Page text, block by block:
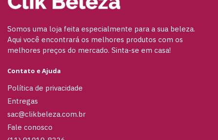
Somos uma loja feita especialmente para a sua beleza.
Aqui você encontrará os melhores produtos com os
melhores preços do mercado. Sinta-se em casa!
Contato e Ajuda
Política de privacidade
Entregas
sac@clikbeleza.com.br
Fale conosco